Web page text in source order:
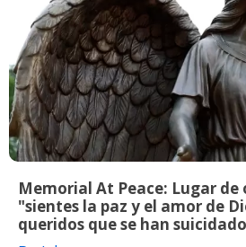
Memorial At Peace: Lugar
"sientes la paz y el amor de
queridos que se han suicidado